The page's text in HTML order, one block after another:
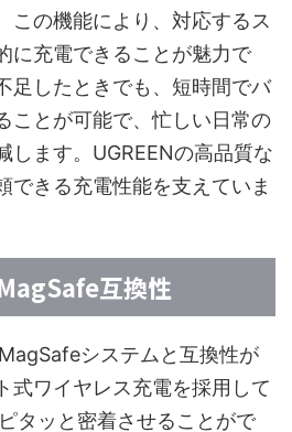
この機能により、対応するス
に充電できることが魅力で
足したときでも、短時間でバ
ことが可能で、忙しい日常の
します。UGREENの高品質な
できる充電性能を支えていま
互換性
システムと互換性が
式ワイヤレス充電を採用して
タッと密着させることがで